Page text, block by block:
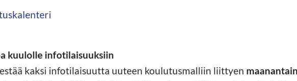
kuulolle infotilaisuuksiin
kaksi infotilaisuutta uuteen koulutusmalliin liittyen